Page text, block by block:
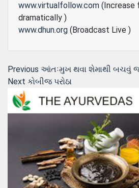
www.virtualfollow.com (Increase
dramatically )
www.dhun.org (Broadcast Live )
Post
navigation
Previous Previous
post:
આંતઃમુખ થવા શેમાથી બચવું
Next Next
કોબીજ પરોઠા